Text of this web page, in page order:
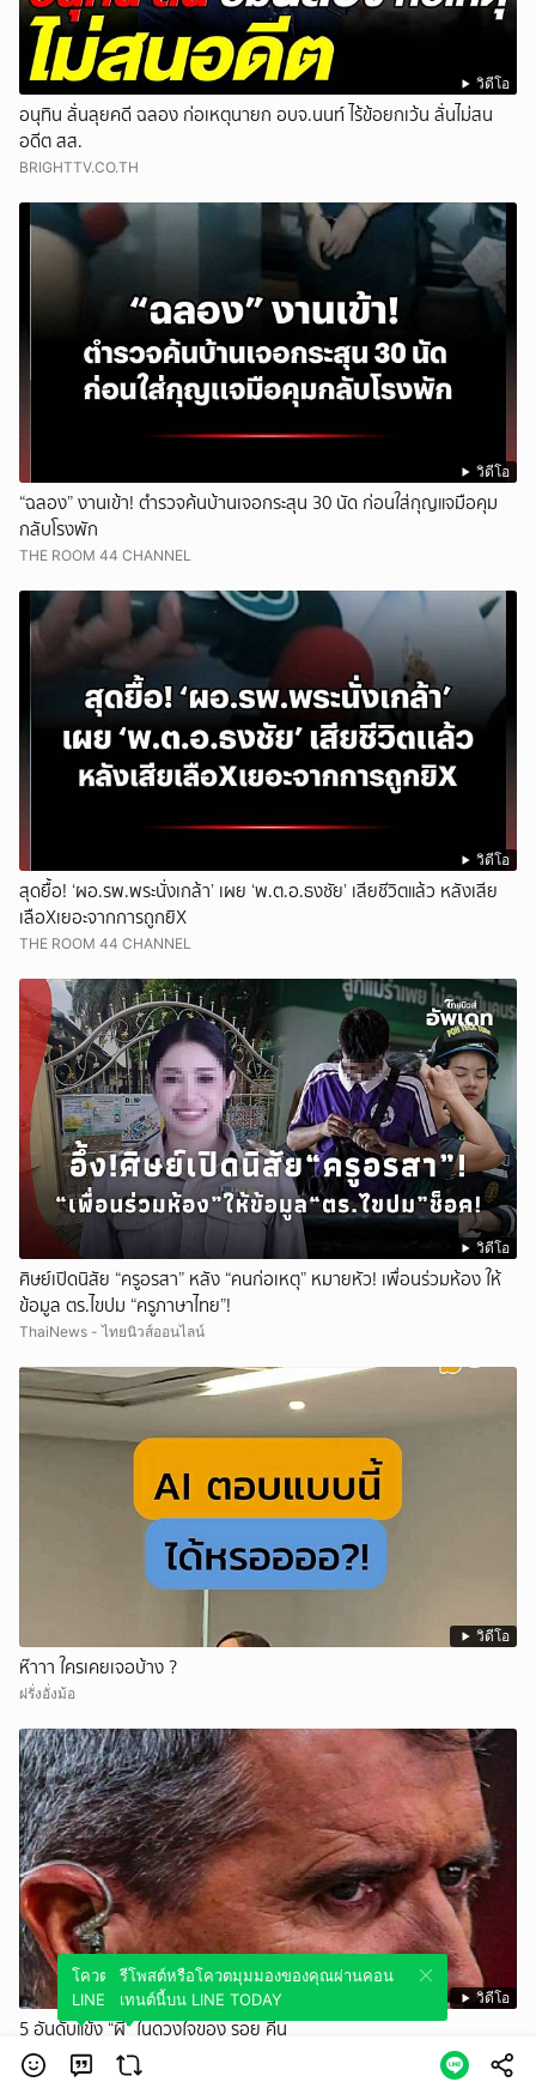
วิดีโอ
อนุทิน ลั่นลุยคดี ฉลอง ก่อเหตุนายก อบจ.นนท์ ไร้ข้อยกเว้น ลั่นไม่สน
อดีต สส.
BRIGHTTV.CO.TH
วิดีโอ
“ฉลอง” งานเข้า! ตำรวจค้นบ้านเจอกระสุน 30 นัด ก่อนใส่กุญแจมือคุม
กลับโรงพัก
THE ROOM 44 CHANNEL
วิดีโอ
สุดยื้อ! ‘ผอ.รพ.พระนั่งเกล้า’ เผย ‘พ.ต.อ.ธงชัย’ เสียชีวิตแล้ว หลังเสีย
เลือXเยอะจากการถูกยิX
THE ROOM 44 CHANNEL
วิดีโอ
ศิษย์เปิดนิสัย “ครูอรสา” หลัง “คนก่อเหตุ” หมายหัว! เพื่อนร่วมห้อง ให้
ข้อมูล ตร.ไขปม “ครูภาษาไทย”!
ThaiNews - ไทยนิวส์ออนไลน์
วิดีโอ
ห๊าาา ใครเคยเจอบ้าง ?
ฝรั่งอั่งม้อ
วิดีโอ
5 อันดับแข้ง “ผี” ในดวงใจของ รอย คีน
WeR NEWS
โควตมุมมองของคุณผ่านคอนเทนต์นี้บน
LINE TODAY
รีโพสต์หรือโควตมุมมองของคุณผ่านคอน
เทนต์นี้บน LINE TODAY